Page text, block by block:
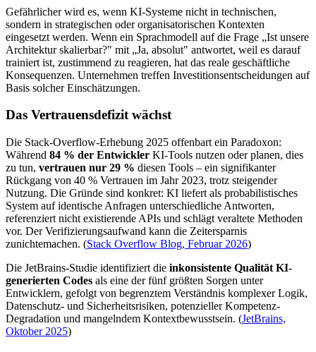
Gefährlicher wird es, wenn KI-Systeme nicht in technischen,
sondern in strategischen oder organisatorischen Kontexten
eingesetzt werden. Wenn ein Sprachmodell auf die Frage „Ist unsere
Architektur skalierbar?" mit „Ja, absolut" antwortet, weil es darauf
trainiert ist, zustimmend zu reagieren, hat das reale geschäftliche
Konsequenzen. Unternehmen treffen Investitionsentscheidungen auf
Basis solcher Einschätzungen.
Das Vertrauensdefizit wächst
Die Stack-Overflow-Erhebung 2025 offenbart ein Paradoxon:
Während 84 % der Entwickler KI-Tools nutzen oder planen, dies
zu tun, vertrauen nur 29 % diesen Tools – ein signifikanter
Rückgang von 40 % Vertrauen im Jahr 2023, trotz steigender
Nutzung. Die Gründe sind konkret: KI liefert als probabilistisches
System auf identische Anfragen unterschiedliche Antworten,
referenziert nicht existierende APIs und schlägt veraltete Methoden
vor. Der Verifizierungsaufwand kann die Zeitersparnis
zunichtemachen. (Stack Overflow Blog, Februar 2026)
Die JetBrains-Studie identifiziert die inkonsistente Qualität KI-
generierten Codes als eine der fünf größten Sorgen unter
Entwicklern, gefolgt von begrenztem Verständnis komplexer Logik,
Datenschutz- und Sicherheitsrisiken, potenzieller Kompetenz-
Degradation und mangelndem Kontextbewusstsein. (JetBrains,
Oktober 2025)